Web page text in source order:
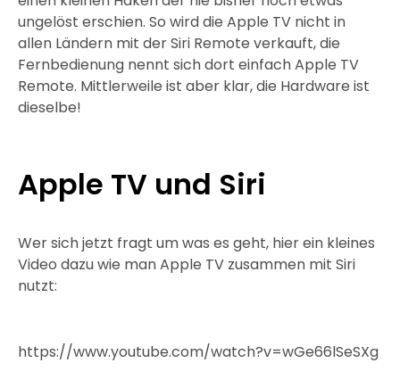
ungelöst erschien. So wird die Apple TV nicht in
allen Ländern mit der Siri Remote verkauft, die
Fernbedienung nennt sich dort einfach Apple TV
Remote. Mittlerweile ist aber klar, die Hardware ist
dieselbe!
Apple TV und Siri
Wer sich jetzt fragt um was es geht, hier ein kleines
Video dazu wie man Apple TV zusammen mit Siri
nutzt:
https://www.youtube.com/watch?v=wGe66lSeSXg